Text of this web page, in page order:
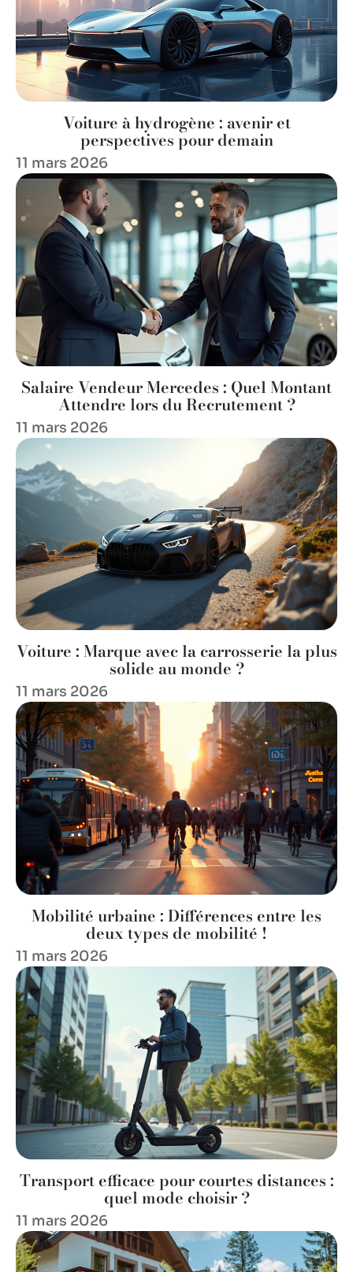
Voiture à hydrogène : avenir et
perspectives pour demain
11 mars 2026
Salaire Vendeur Mercedes : Quel Montant
Attendre lors du Recrutement ?
11 mars 2026
Voiture : Marque avec la carrosserie la plus
solide au monde ?
11 mars 2026
Mobilité urbaine : Différences entre les
deux types de mobilité !
11 mars 2026
Transport efficace pour courtes distances :
quel mode choisir ?
11 mars 2026